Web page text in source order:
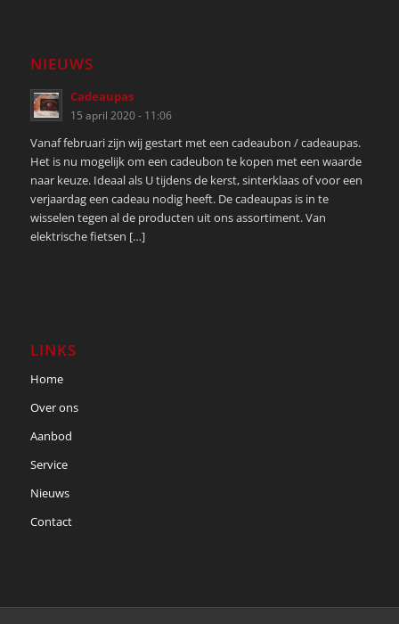
NIEUWS
Cadeaupas
15 april 2020 - 11:06
Vanaf februari zijn wij gestart met een cadeaubon / cadeaupas.
Het is nu mogelijk om een cadeubon te kopen met een waarde
naar keuze. Ideaal als U tijdens de kerst, sinterklaas of voor een
verjaardag een cadeau nodig heeft. De cadeaupas is in te
wisselen tegen al de producten uit ons assortiment. Van
elektrische fietsen […]
LINKS
Home
Over ons
Aanbod
Service
Nieuws
Contact